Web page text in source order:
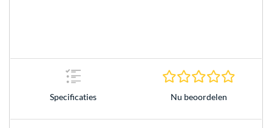
Specificaties Nu beoordelen